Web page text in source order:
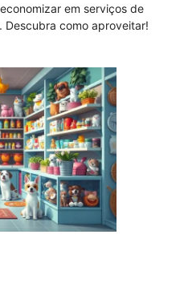
em serviços de
Descubra como aproveitar!